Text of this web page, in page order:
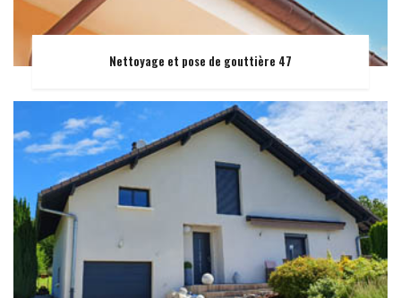
Nettoyage et pose de gouttière 47